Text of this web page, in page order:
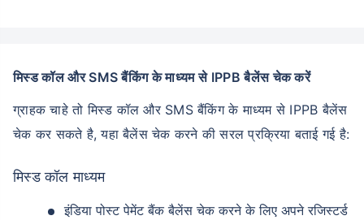
मिस्ड कॉल और SMS बैंकिंग के माध्यम से IPPB बैलेंस चेक करें
ग्राहक चाहे तो मिस्ड कॉल और SMS बैंकिंग के माध्यम से IPPB बैलेंस
चेक कर सकते है, यहा बैलेंस चेक करने की सरल प्रक्रिया बताई गई है:
मिस्ड कॉल माध्यम
इंडिया पोस्ट पेमेंट बैंक बैलेंस चेक करने के लिए अपने रजिस्टर्ड